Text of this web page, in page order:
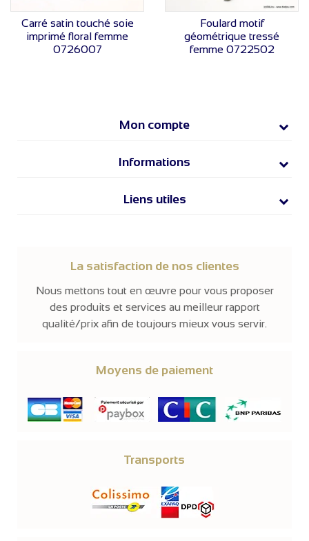
VOIR LE PRIX
Carré satin touché soie
imprimé floral femme
0726007
VOIR LE PRIX
Foulard motif
géométrique tressé
femme 0722502
Mon compte
Informations
Liens utiles
La satisfaction de nos clientes
Nous mettons tout en œuvre pour vous proposer
des produits et services au meilleur rapport
qualité/prix afin de toujours mieux vous servir.
Moyens de paiement
Transports